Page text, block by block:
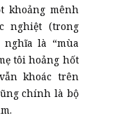
khoảng mênh
nghiệt (trong
nghĩa là “mùa
tôi hoảng hốt
khoác trên
chính là bộ